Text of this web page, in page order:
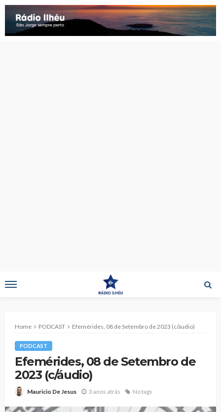
Home PODCAST Efemérides, 08 de Setembro de 2023 (c/áudio)
PODCAST
Efemérides, 08 de Setembro de
2023 (c/áudio)
Mauricio De Jesus 3 anos atrás No tags